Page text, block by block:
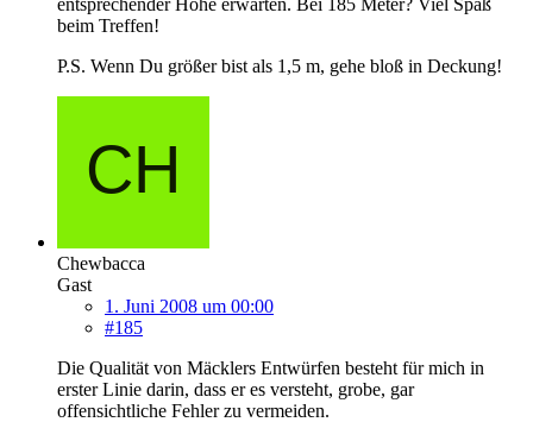
beim Treffen!
P.S. Wenn Du größer bist als 1,5 m, gehe bloß in Deckung!
Chewbacca
Gast
1. Juni 2008 um 00:00
#185
Die Qualität von Mäcklers Entwürfen besteht für mich in
erster Linie darin, dass er es versteht, grobe, gar
offensichtliche Fehler zu vermeiden.